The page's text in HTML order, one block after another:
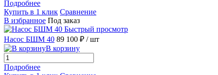
Подробнее
Купить в 1 клик Сравнение
В избранное Под заказ
Быстрый просмотр
Насос БШМ 40 89 100 ₽ / шт
В корзину
Подробнее